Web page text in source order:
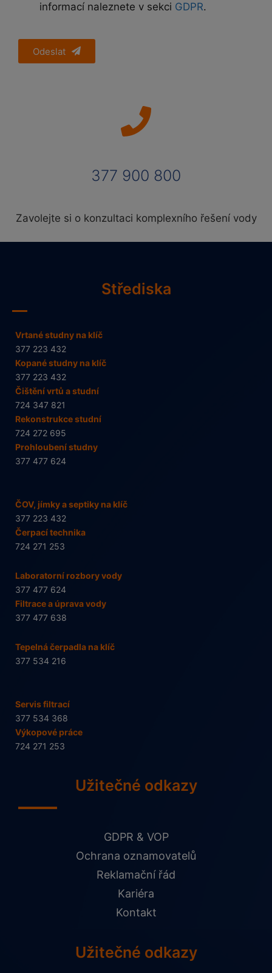
informací naleznete v sekci GDPR.
Odeslat
377 900 800
Zavolejte si o konzultaci komplexního řešení vody
Střediska
Vrtané studny na klíč
377 223 432
Kopané studny na klíč
377 223 432
Čištění vrtů a studní
724 347 821
Rekonstrukce studní
724 272 695
Prohloubení studny
377 477 624
ČOV, jímky a septiky na klíč
377 223 432
Čerpací technika
724 271 253
Laboratorní rozbory vody
377 477 624
Filtrace a úprava vody
377 477 638
Tepelná čerpadla na klíč
377 534 216
Servis filtrací
377 534 368
Výkopové práce
724 271 253
Užitečné odkazy
GDPR & VOP
Ochrana oznamovatelů
Reklamační řád
Kariéra
Kontakt
Užitečné odkazy